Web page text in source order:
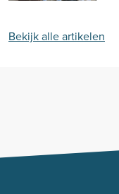
Bekijk alle artikelen